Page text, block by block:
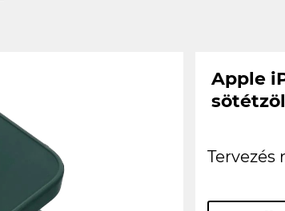
Apple
Tervezés